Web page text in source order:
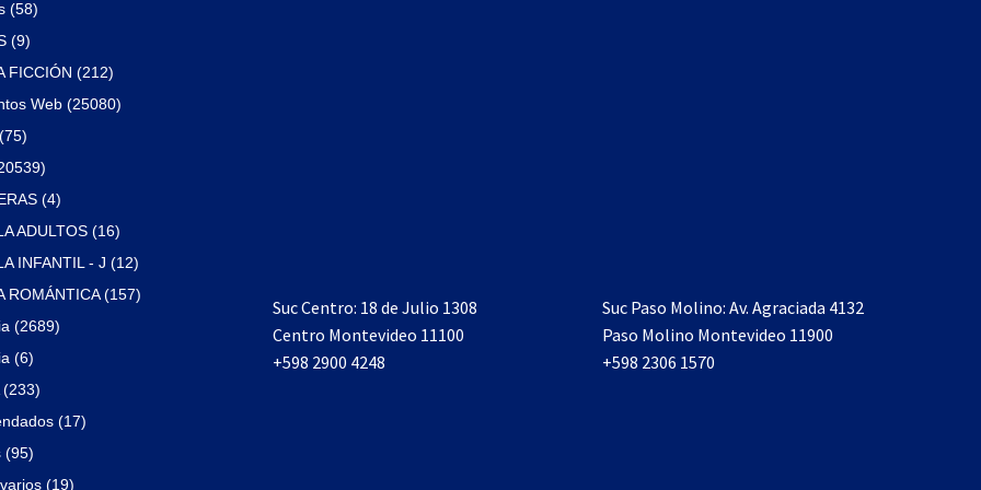
(58)
(9)
FICCIÓN (212)
Web (25080)
(4)
ADULTOS (16)
INFANTIL - J (12)
ROMÁNTICA (157)
(2689)
(6)
(233)
(17)
(95)
(19)
Suc Centro: 18 de Julio 1308
Centro Montevideo 11100
+598 2900 4248
Suc Paso Molino: Av. Agraciada 4132
Paso Molino Montevideo 11900
+598 2306 1570